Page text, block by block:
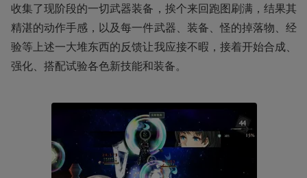
收集了现阶段的一切武器装备，挨个来回跑图刷满，结果其
精湛的动作手感，以及每一件武器、装备、怪的掉落物、经
验等上述一大堆东西的反馈让我应接不暇，接着开始合成、
强化、搭配试验各色新技能和装备。